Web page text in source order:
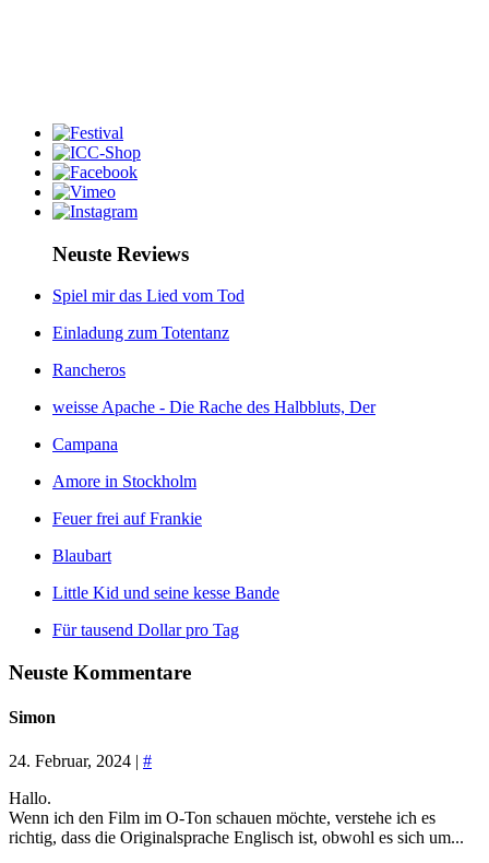
Neuste Reviews
Spiel mir das Lied vom Tod
Einladung zum Totentanz
Rancheros
weisse Apache - Die Rache des Halbbluts, Der
Campana
Amore in Stockholm
Feuer frei auf Frankie
Blaubart
Little Kid und seine kesse Bande
Für tausend Dollar pro Tag
Neuste Kommentare
Simon
24. Februar, 2024 | #
Hallo.
Wenn ich den Film im O-Ton schauen möchte, verstehe ich es
richtig, dass die Originalsprache Englisch ist, obwohl es sich um...